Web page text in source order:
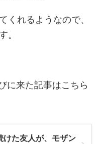
くれるようなので、
。
に来た記事はこちら
けた友人が、モザン